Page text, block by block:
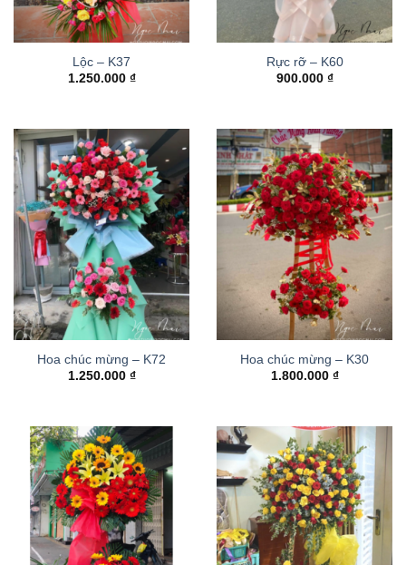
Lộc – K37
1.250.000 ₫
Rực rỡ – K60
900.000 ₫
Hoa chúc mừng – K72
1.250.000 ₫
Hoa chúc mừng – K30
1.800.000 ₫